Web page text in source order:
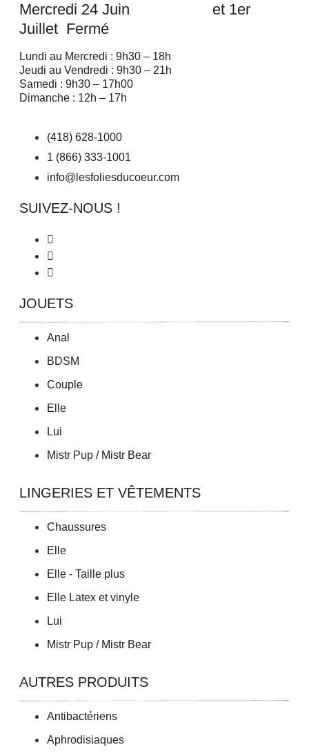
Mercredi 24 Juin et 1er
Juillet Fermé
Lundi au Mercredi : 9h30 – 18h
Jeudi au Vendredi : 9h30 – 21h
Samedi : 9h30 – 17h00
Dimanche : 12h – 17h
(418) 628-1000
1 (866) 333-1001
info@lesfoliesducoeur.com
SUIVEZ-NOUS !
JOUETS
Anal
BDSM
Couple
Elle
Lui
Mistr Pup / Mistr Bear
LINGERIES ET VÊTEMENTS
Chaussures
Elle
Elle - Taille plus
Elle Latex et vinyle
Lui
Mistr Pup / Mistr Bear
AUTRES PRODUITS
Antibactériens
Aphrodisiaques